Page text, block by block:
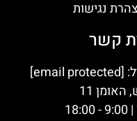
נגישות
קשר
[email protected]
11